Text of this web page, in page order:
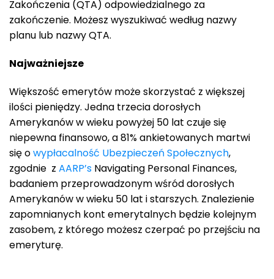
Zakończenia (QTA) odpowiedzialnego za
zakończenie. Możesz wyszukiwać według nazwy
planu lub nazwy QTA.
Najważniejsze
Większość emerytów może skorzystać z większej
ilości pieniędzy. Jedna trzecia dorosłych
Amerykanów w wieku powyżej 50 lat czuje się
niepewna finansowo, a 81% ankietowanych martwi
się owypłacalność Ubezpieczeń Społecznych,
zgodnie z AARP’s Navigating Personal Finances,
badaniem przeprowadzonym wśród dorosłych
Amerykanów w wieku 50 lat i starszych. Znalezienie
zapomnianych kont emerytalnych będzie kolejnym
zasobem, z którego możesz czerpać po przejściu na
emeryturę.